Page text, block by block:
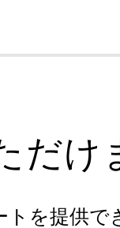
だけ
を提供で